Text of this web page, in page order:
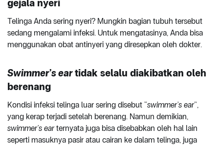
gejala nyeri
Telinga Anda sering nyeri? Mungkin bagian tubuh tersebut
sedang mengalami infeksi. Untuk mengatasinya, Anda bisa
menggunakan obat antinyeri yang diresepkan oleh dokter.
Swimmer’s eartidak selalu diakibatkan oleh
berenang
Kondisi infeksi telinga luar sering disebut “swimmer’s ear”,
yang kerap terjadi setelah berenang. Namun demikian,
swimmer’s earternyata juga bisa disebabkan oleh hal lain
seperti masuknya pasir atau cairan ke dalam telinga, juga